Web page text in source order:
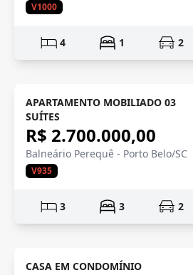
V1000
4 1 2
APARTAMENTO MOBILIADO 03
SUÍTES
R$ 2.700.000,00
Balneário Perequê - Porto Belo/SC
V935
3 3 2
CASA EM CONDOMÍNIO